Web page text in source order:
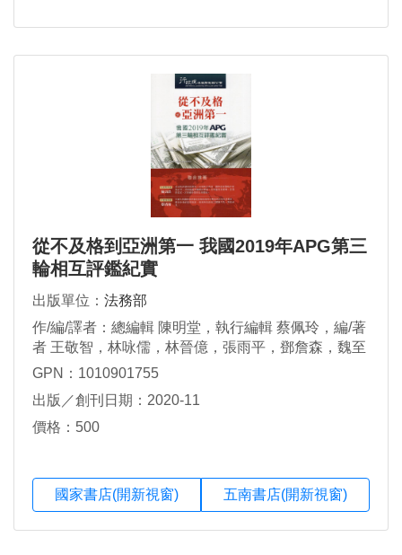
從不及格到亞洲第一 我國2019年APG第三
輪相互評鑑紀實
出版單位： 法務部
作/編/譯者：總編輯 陳明堂，執行編輯 蔡佩玲，編/著
者 王敬智，林咏儒，林晉億，張雨平，鄧詹森，魏至
潔
GPN：1010901755
出版／創刊日期：2020-11
價格：500
國家書店(開新視窗) 五南書店(開新視窗)